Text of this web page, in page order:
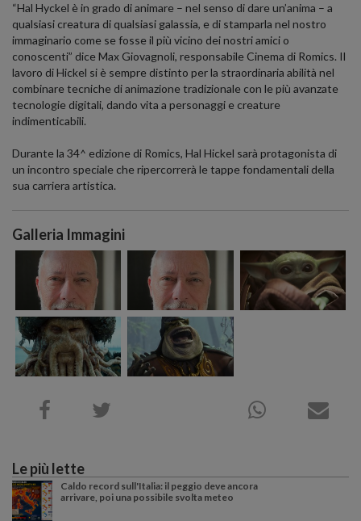
“Hal Hyckel è in grado di animare – nel senso di dare un’anima – a
qualsiasi creatura di qualsiasi galassia, e di stamparla nel nostro
immaginario come se fosse il più vicino dei nostri amici o
conoscenti” dice Max Giovagnoli, responsabile Cinema di Romics. Il
lavoro di Hickel si è sempre distinto per la straordinaria abilità nel
combinare tecniche di animazione tradizionale con le più avanzate
tecnologie digitali, dando vita a personaggi e creature
indimenticabili.
Durante la 34^ edizione di Romics, Hal Hickel sarà protagonista di
un incontro speciale che ripercorrerà le tappe fondamentali della
sua carriera artistica.
Galleria Immagini
Le più lette
Caldo record sull'Italia: il peggio deve ancora
arrivare, poi una possibile svolta meteo